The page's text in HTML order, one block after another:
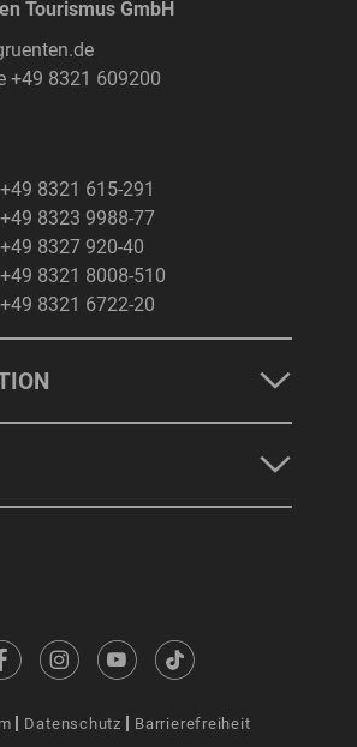
Tourismus GmbH
+49 8321 609200
+49 8321 615-291
+49 8323 9988-77
+49 8327 920-40
+49 8321 8008-510
+49 8321 6722-20
Datenschutz Barrierefreiheit